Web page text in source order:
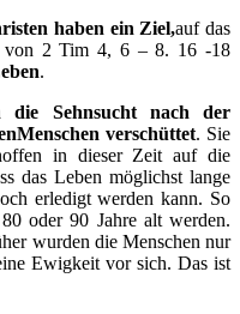
haben ein Ziel,auf das
von 2 Tim 4, 6 – 8. 16 -18
.
die Sehnsucht nach der
Menschen verschüttet. Sie
in dieser Zeit auf die
das Leben möglichst lange
erledigt werden kann. So
oder 90 Jahre alt werden.
wurden die Menschen nur
Ewigkeit vor sich. Das ist